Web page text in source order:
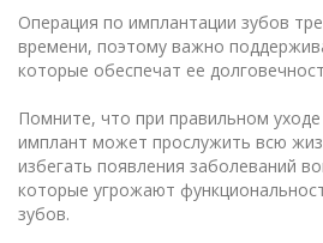
Операция по имплантации зубов
времени, поэтому важно
которые обеспечат ее
Помните, что при правильном
имплант может прослужить всю
избегать появления заболеваний
которые угрожают
зубов.